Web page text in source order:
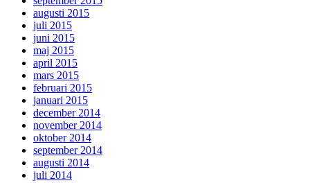
augusti 2015
juli 2015
juni 2015
maj 2015
april 2015
mars 2015
februari 2015
januari 2015
december 2014
november 2014
oktober 2014
september 2014
augusti 2014
juli 2014